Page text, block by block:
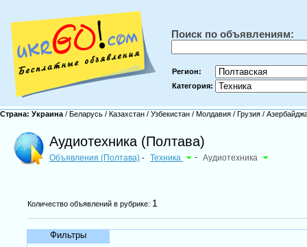
Поиск по объявлениям:
Регион:
Категория:
Страна: Украина / Беларусь / Казахстан / Узбекистан / Молдавия / Грузия /
Аудиотехника (Полтава)
Объявления (Полтава) - Техника - Аудиотехника
Количество объявлений в рубрике: 1
Фильтры